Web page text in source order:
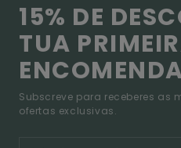
15% DE
TUA
Subscreve para receberes as
ofertas exclusivas.